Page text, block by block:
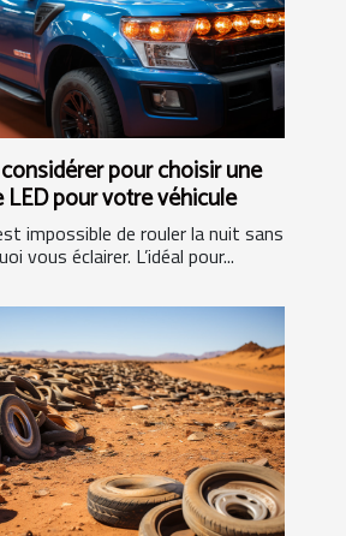
pour choisir une
pour votre véhicule
impossible de rouler la nuit sans
vous éclairer. L’idéal pour...